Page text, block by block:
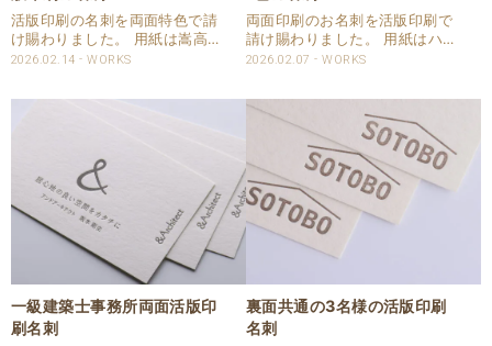
活版印刷の名刺を両面特色で請
け賜わりました。 用紙は嵩高で
斤量の割には厚みのあるハーフ
印刷は両面1色を活版印刷しま
2026.02.14 WORKS
両面印刷のお名刺を活版印刷で
請け賜わりました。 用紙はハー
フエアコットンを使用していま
の圧をしっかりとご希望に沿う
よう調整して仕上げています。
印刷色はパントンで特色ご指定
を頂きました。 仕..
2026.02.07 WORKS
一級建築士事務所両面活版印
刷名刺
裏面共通の3名様の活版印刷
名刺